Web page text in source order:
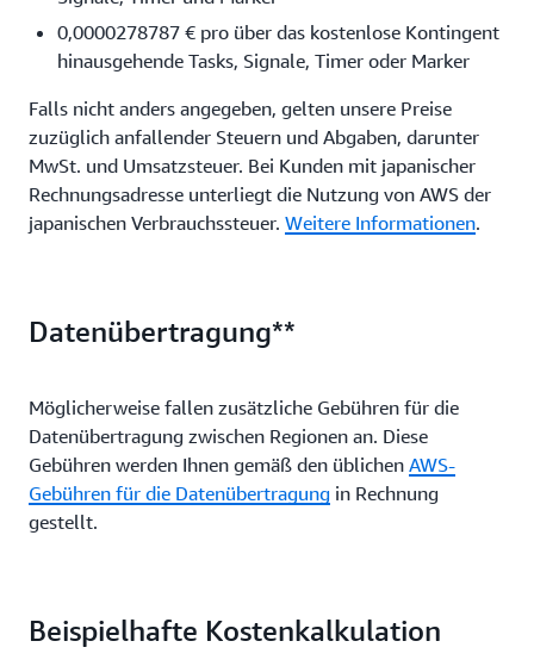
0,0000278787 € pro über das kostenlose Kontingent
hinausgehende Tasks, Signale, Timer oder Marker
Falls nicht anders angegeben, gelten unsere Preise
zuzüglich anfallender Steuern und Abgaben, darunter
MwSt. und Umsatzsteuer. Bei Kunden mit japanischer
Rechnungsadresse unterliegt die Nutzung von AWS der
japanischen Verbrauchssteuer. Weitere Informationen.
Datenübertragung**
Möglicherweise fallen zusätzliche Gebühren für die
Datenübertragung zwischen Regionen an. Diese
Gebühren werden Ihnen gemäß den üblichen AWS-
Gebühren für die Datenübertragung in Rechnung
gestellt.
Beispielhafte Kostenkalkulation